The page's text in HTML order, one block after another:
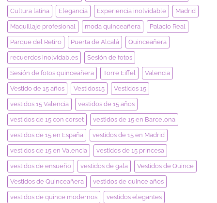
Cultura latina Elegancia Experiencia inolvidable Madrid
Maquillaje profesional moda quinceañera Palacio Real
Parque del Retiro Puerta de Alcalá Quinceañera
recuerdos inolvidables Sesión de fotos
Sesión de fotos quinceañera Torre Eiffel Valencia
Vestido de 15 años Vestidos15 Vestidos 15
vestidos 15 Valencia vestidos de 15 años
vestidos de 15 con corset vestidos de 15 en Barcelona
vestidos de 15 en España vestidos de 15 en Madrid
vestidos de 15 en Valencia vestidos de 15 princesa
vestidos de ensueño vestidos de gala Vestidos de Quince
Vestidos de Quinceañera vestidos de quince años
vestidos de quince modernos vestidos elegantes